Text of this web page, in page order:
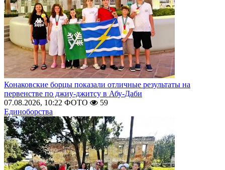
Конаковские борцы показали отличные результаты на
первенстве по джиу-джитсу в Абу-Даби
07.08.2026, 10:22 ФОТО
59
Единоборства